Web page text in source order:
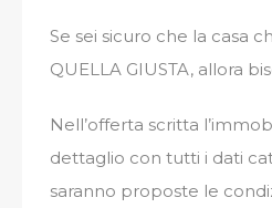
Se sei sicuro che la casa
QUELLA GIUSTA, allora
Nell’offerta scritta
dettaglio con tutti i dati
saranno proposte le